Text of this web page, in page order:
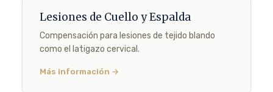
Lesiones de Cuello y Espalda
Compensación para lesiones de tejido blando
como el latigazo cervical.
Más información →